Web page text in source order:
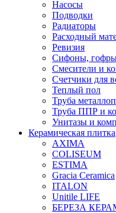
Насосы
Подводки
Радиаторы
Расходный
Ревизия
Сифоны,
Смесители и
Счетчики для
Теплый пол
Труба
Труба ППР и
Унитазы и
Керамическая плитка
AXIMA
COLISEUM
ESTIMA
Gracia Ceramica
ITALON
Unitile LIFE
БЕРЕЗА